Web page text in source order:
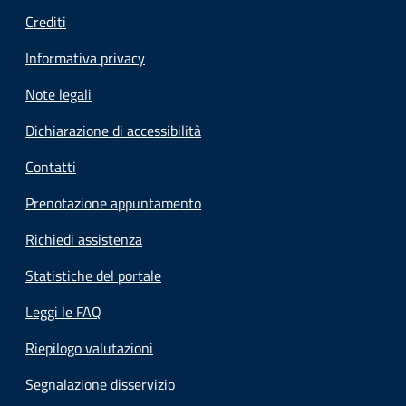
Crediti
Informativa privacy
Note legali
Dichiarazione di accessibilità
Contatti
Prenotazione appuntamento
Richiedi assistenza
Statistiche del portale
Leggi le FAQ
Riepilogo valutazioni
Segnalazione disservizio